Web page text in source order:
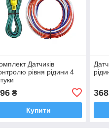
Датчиків
рівня рідини 4
₴
Купити
368